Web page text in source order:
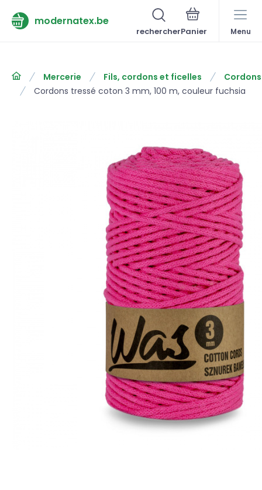
modernatex.be
rechercher Menu
Mercerie Fils, cordons et ficelles
Cordons tressé coton 3 mm, 100 m, couleur fuchsia